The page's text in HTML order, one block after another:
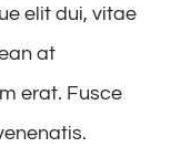
elit dui, vitae
at
erat. Fusce